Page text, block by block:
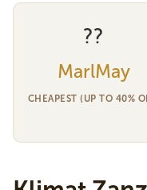
??
MarlMay
CHEAPEST (UP TO 40%